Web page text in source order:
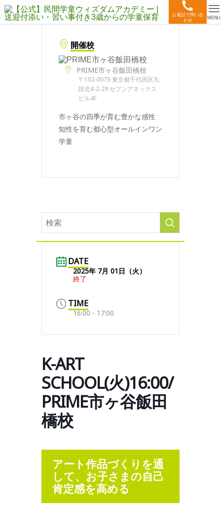
お電話で問い合
わせ
MENU
開催校
PRIME市ヶ谷飯田橋校
〒102-0073 東京都千代田区九
段北4-2-29 セブンアネックス
ビル4F
市ヶ谷の四季が育む豊かな感性
知性を育む都心型オールインワン
学童
DATE
2025年 7月 01日（火）
終了
TIME
16:00 - 17:00
K-ART
SCHOOL(火)16:00/
PRIME市ヶ谷飯田
橋校
アート作品づくりを通
して、お子さまの自己
肯定感を高める